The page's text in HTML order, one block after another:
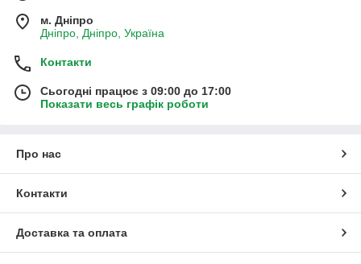
м. Дніпро
Дніпро, Дніпро, Україна
Контакти
Сьогодні працює з 09:00 до 17:00
Показати весь графік роботи
Про нас
Контакти
Доставка та оплата